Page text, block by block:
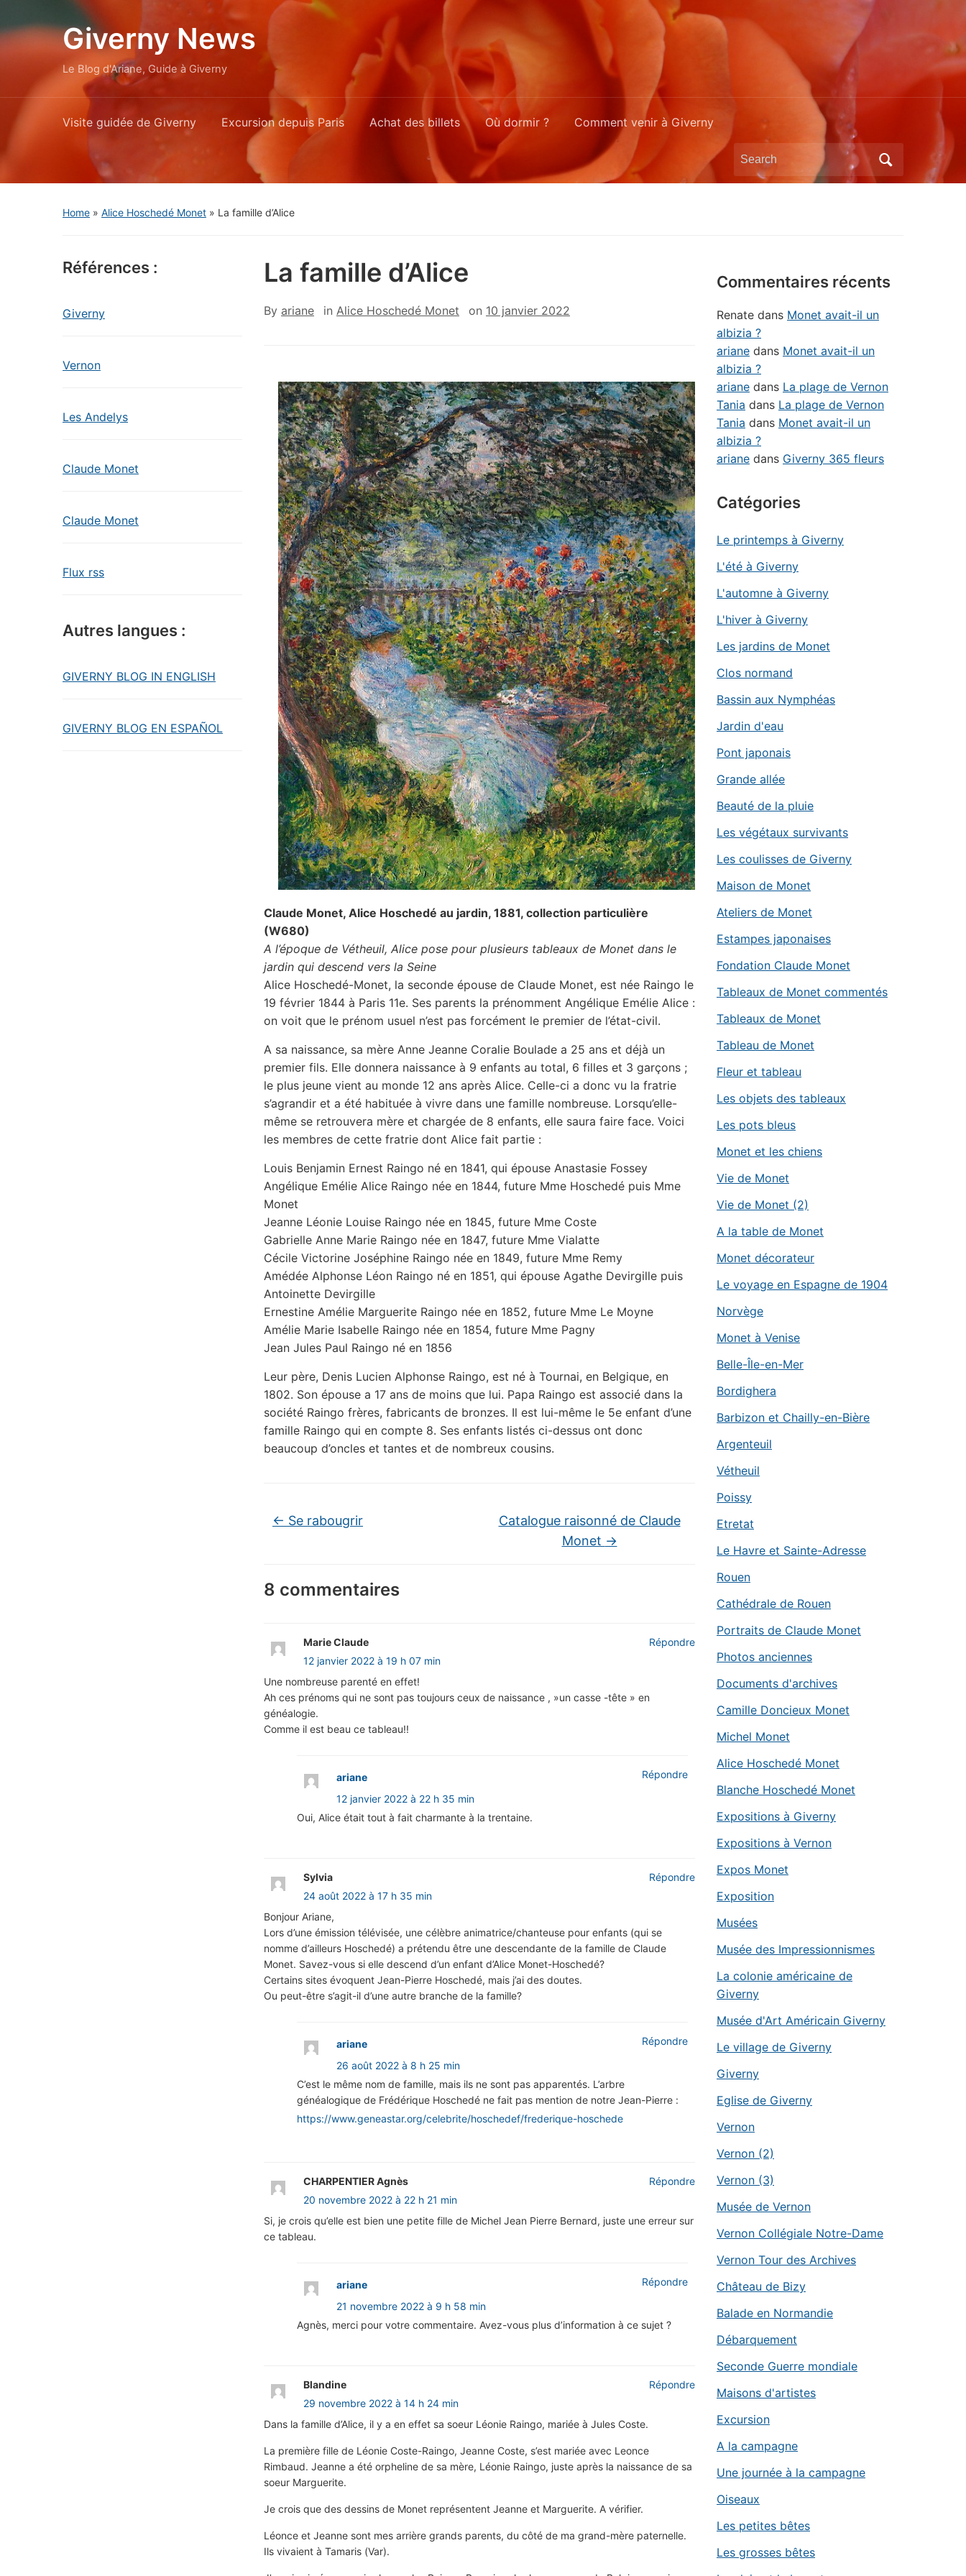
Giverny News
Le Blog d'Ariane, Guide à Giverny
Visite guidée de Giverny Excursion depuis Paris Achat des billets Où dormir ? Comment venir à Giverny
Search
for:
Home » Alice Hoschedé Monet » La famille d’Alice
Références :
Giverny
Vernon
Les Andelys
Claude Monet
Claude Monet
Flux rss
Autres langues :
GIVERNY BLOG IN ENGLISH
GIVERNY BLOG EN ESPAÑOL
La famille d’Alice
By ariane in Alice Hoschedé Monet on 10 janvier 2022
Claude Monet, Alice Hoschedé au jardin, 1881, collection particulière
(W680)
A l’époque de Vétheuil, Alice pose pour plusieurs tableaux de Monet dans le
jardin qui descend vers la Seine
Alice Hoschedé-Monet, la seconde épouse de Claude Monet, est née Raingo le
19 février 1844 à Paris 11e. Ses parents la prénomment Angélique Emélie Alice :
on voit que le prénom usuel n’est pas forcément le premier de l’état-civil.
A sa naissance, sa mère Anne Jeanne Coralie Boulade a 25 ans et déjà un
premier fils. Elle donnera naissance à 9 enfants au total, 6 filles et 3 garçons ;
le plus jeune vient au monde 12 ans après Alice. Celle-ci a donc vu la fratrie
s’agrandir et a été habituée à vivre dans une famille nombreuse. Lorsqu’elle-
même se retrouvera mère et chargée de 8 enfants, elle saura faire face. Voici
les membres de cette fratrie dont Alice fait partie :
Louis Benjamin Ernest Raingo né en 1841, qui épouse Anastasie Fossey
Angélique Emélie Alice Raingo née en 1844, future Mme Hoschedé puis Mme
Monet
Jeanne Léonie Louise Raingo née en 1845, future Mme Coste
Gabrielle Anne Marie Raingo née en 1847, future Mme Vialatte
Cécile Victorine Joséphine Raingo née en 1849, future Mme Remy
Amédée Alphonse Léon Raingo né en 1851, qui épouse Agathe Devirgille puis
Antoinette Devirgille
Ernestine Amélie Marguerite Raingo née en 1852, future Mme Le Moyne
Amélie Marie Isabelle Raingo née en 1854, future Mme Pagny
Jean Jules Paul Raingo né en 1856
Leur père, Denis Lucien Alphonse Raingo, est né à Tournai, en Belgique, en
1802. Son épouse a 17 ans de moins que lui. Papa Raingo est associé dans la
société Raingo frères, fabricants de bronzes. Il est lui-même le 5e enfant d’une
famille Raingo qui en compte 8. Ses enfants listés ci-dessus ont donc
beaucoup d’oncles et tantes et de nombreux cousins.
← Se rabougrir
Catalogue raisonné de Claude
Monet →
8 commentaires
Marie Claude
12 janvier 2022 à 19 h 07 min
Une nombreuse parenté en effet!
Ah ces prénoms qui ne sont pas toujours ceux de naissance , »un casse -tête » en
généalogie.
Comme il est beau ce tableau!!
Répondre
ariane
12 janvier 2022 à 22 h 35 min
Oui, Alice était tout à fait charmante à la trentaine.
Répondre
Sylvia
24 août 2022 à 17 h 35 min
Bonjour Ariane,
Lors d’une émission télévisée, une célèbre animatrice/chanteuse pour enfants (qui se
nomme d’ailleurs Hoschedé) a prétendu être une descendante de la famille de Claude
Monet. Savez-vous si elle descend d’un enfant d’Alice Monet-Hoschedé?
Certains sites évoquent Jean-Pierre Hoschedé, mais j’ai des doutes.
Ou peut-être s’agit-il d’une autre branche de la famille?
Répondre
ariane
26 août 2022 à 8 h 25 min
C’est le même nom de famille, mais ils ne sont pas apparentés. L’arbre
généalogique de Frédérique Hoschedé ne fait pas mention de notre Jean-Pierre :
https://www.geneastar.org/celebrite/hoschedef/frederique-hoschede
Répondre
CHARPENTIER Agnès
20 novembre 2022 à 22 h 21 min
Si, je crois qu’elle est bien une petite fille de Michel Jean Pierre Bernard, juste une erreur sur
ce tableau.
Répondre
ariane
21 novembre 2022 à 9 h 58 min
Agnès, merci pour votre commentaire. Avez-vous plus d’information à ce sujet ?
Répondre
Blandine
29 novembre 2022 à 14 h 24 min
Dans la famille d’Alice, il y a en effet sa soeur Léonie Raingo, mariée à Jules Coste.
La première fille de Léonie Coste-Raingo, Jeanne Coste, s’est mariée avec Leonce
Rimbaud. Jeanne a été orpheline de sa mère, Léonie Raingo, juste après la naissance de sa
soeur Marguerite.
Je crois que des dessins de Monet représentent Jeanne et Marguerite. A vérifier.
Léonce et Jeanne sont mes arrière grands parents, du côté de ma grand-mère paternelle.
Ils vivaient à Tamaris (Var).
Répondre
Commentaires récents
Renate dans Monet avait-il un
albizia ?
ariane dans Monet avait-il un
albizia ?
ariane dans La plage de Vernon
Tania dans La plage de Vernon
Tania dans Monet avait-il un
albizia ?
ariane dans Giverny 365 fleurs
Catégories
Le printemps à Giverny
L'été à Giverny
L'automne à Giverny
L'hiver à Giverny
Les jardins de Monet
Clos normand
Bassin aux Nymphéas
Jardin d'eau
Pont japonais
Grande allée
Beauté de la pluie
Les végétaux survivants
Les coulisses de Giverny
Maison de Monet
Ateliers de Monet
Estampes japonaises
Fondation Claude Monet
Tableaux de Monet commentés
Tableaux de Monet
Tableau de Monet
Fleur et tableau
Les objets des tableaux
Les pots bleus
Monet et les chiens
Vie de Monet
Vie de Monet (2)
A la table de Monet
Monet décorateur
Le voyage en Espagne de 1904
Norvège
Monet à Venise
Belle-Île-en-Mer
Bordighera
Barbizon et Chailly-en-Bière
Argenteuil
Vétheuil
Poissy
Etretat
Le Havre et Sainte-Adresse
Rouen
Cathédrale de Rouen
Portraits de Claude Monet
Photos anciennes
Documents d'archives
Camille Doncieux Monet
Michel Monet
Alice Hoschedé Monet
Blanche Hoschedé Monet
Expositions à Giverny
Expositions à Vernon
Expos Monet
Exposition
Musées
Musée des Impressionnismes
La colonie américaine de
Giverny
Musée d'Art Américain Giverny
Le village de Giverny
Giverny
Eglise de Giverny
Vernon
Vernon (2)
Vernon (3)
Musée de Vernon
Vernon Collégiale Notre-Dame
Vernon Tour des Archives
Château de Bizy
Balade en Normandie
Débarquement
Seconde Guerre mondiale
Maisons d'artistes
Excursion
A la campagne
Une journée à la campagne
Oiseaux
Les petites bêtes
Les grosses bêtes